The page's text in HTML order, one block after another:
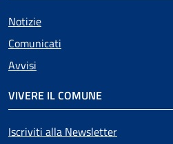
Notizie
Comunicati
Avvisi
VIVERE IL COMUNE
Iscriviti alla Newsletter